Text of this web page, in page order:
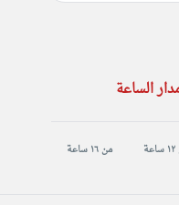
الساعة
من ١٦ ساعة